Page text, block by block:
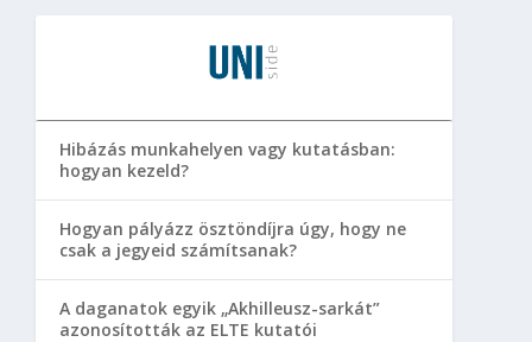
Hibázás munkahelyen vagy kutatásban:
hogyan kezeld?
Hogyan pályázz ösztöndíjra úgy, hogy ne
csak a jegyeid számítsanak?
A daganatok egyik „Akhilleusz-sarkát”
azonosították az ELTE kutatói